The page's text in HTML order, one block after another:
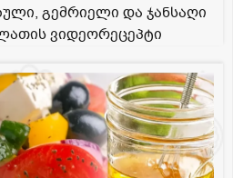
გემრიელი და ჯანსაღი
ვიდეორეცეპტი